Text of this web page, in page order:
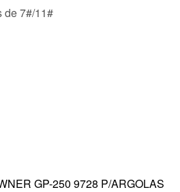
de 7#/11#
GP-250 9728 P/ARGOLAS